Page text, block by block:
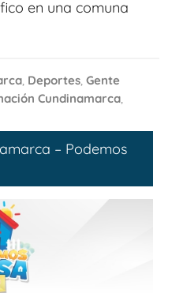
en una comuna
, Deportes, Gente
Cundinamarca,
– Podemos